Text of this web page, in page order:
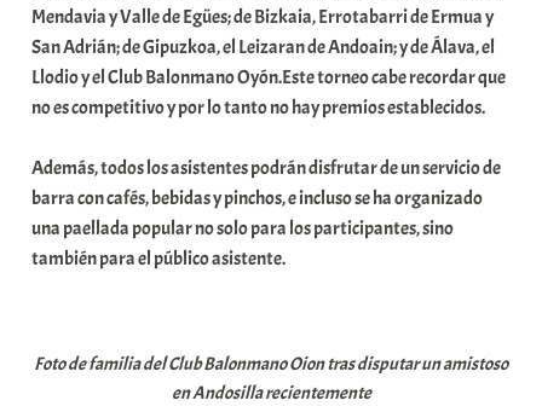
Mendavia y Valle de Egües; de Bizkaia, Errotabarri de Ermua y
San Adrián; de Gipuzkoa, el Leizaran de Andoain; y de Álava, el
Llodio y el Club Balonmano Oyón.Este torneo cabe recordar que
no es competitivo y por lo tanto no hay premios establecidos.
Además, todos los asistentes podrán disfrutar de un servicio de
barra con cafés, bebidas y pinchos, e incluso se ha organizado
una paellada popular no solo para los participantes, sino
también para el público asistente.
Foto de familia del Club Balonmano Oion tras disputar un amistoso
en Andosilla recientemente